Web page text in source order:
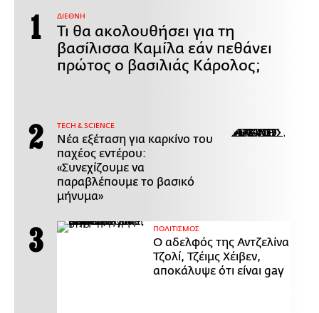
ΔΙΕΘΝΗ
Τι θα ακολουθήσει για τη
βασίλισσα Καμίλα εάν πεθάνει
πρώτος ο βασιλιάς Κάρολος;
ΤECH & SCIENCE
Νέα εξέταση για καρκίνο του
παχέος εντέρου:
«Συνεχίζουμε να
παραβλέπουμε το βασικό
μήνυμα»
ΠΟΛΙΤΙΣΜΟΣ
Ο αδελφός της Αντζελίνα
Τζολί, Τζέιμς Χέιβεν,
αποκάλυψε ότι είναι gay